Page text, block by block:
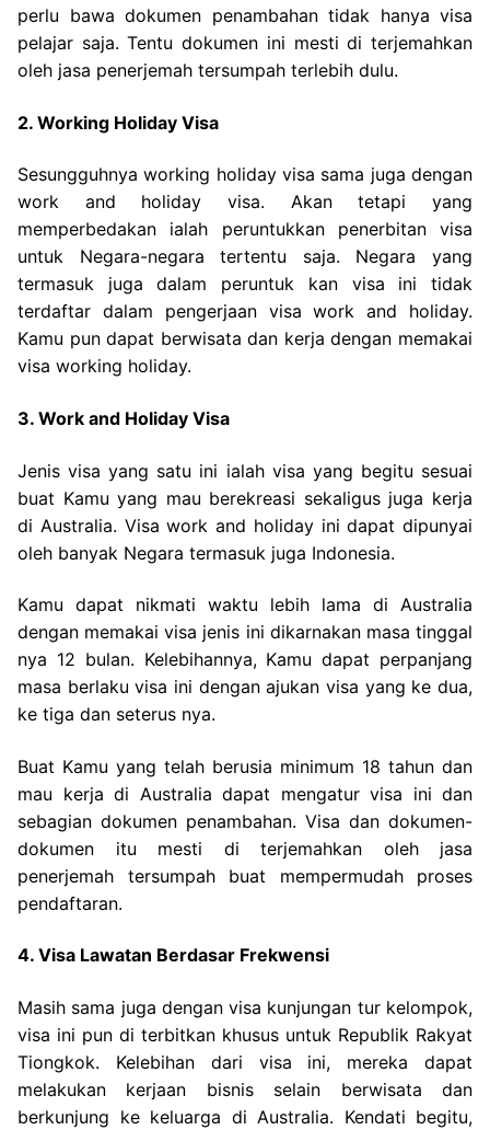
perlu bawa dokumen penambahan tidak hanya visa
pelajar saja. Tentu dokumen ini mesti di terjemahkan
oleh jasa penerjemah tersumpah terlebih dulu.
2. Working Holiday Visa
Sesungguhnya working holiday visa sama juga dengan
work and holiday visa. Akan tetapi yang
memperbedakan ialah peruntukkan penerbitan visa
untuk Negara-negara tertentu saja. Negara yang
termasuk juga dalam peruntuk kan visa ini tidak
terdaftar dalam pengerjaan visa work and holiday.
Kamu pun dapat berwisata dan kerja dengan memakai
visa working holiday.
3. Work and Holiday Visa
Jenis visa yang satu ini ialah visa yang begitu sesuai
buat Kamu yang mau berekreasi sekaligus juga kerja
di Australia. Visa work and holiday ini dapat dipunyai
oleh banyak Negara termasuk juga Indonesia.
Kamu dapat nikmati waktu lebih lama di Australia
dengan memakai visa jenis ini dikarnakan masa tinggal
nya 12 bulan. Kelebihannya, Kamu dapat perpanjang
masa berlaku visa ini dengan ajukan visa yang ke dua,
ke tiga dan seterus nya.
Buat Kamu yang telah berusia minimum 18 tahun dan
mau kerja di Australia dapat mengatur visa ini dan
sebagian dokumen penambahan. Visa dan dokumen-
dokumen itu mesti di terjemahkan oleh jasa
penerjemah tersumpah buat mempermudah proses
pendaftaran.
4. Visa Lawatan Berdasar Frekwensi
Masih sama juga dengan visa kunjungan tur kelompok,
visa ini pun di terbitkan khusus untuk Republik Rakyat
Tiongkok. Kelebihan dari visa ini, mereka dapat
melakukan kerjaan bisnis selain berwisata dan
berkunjung ke keluarga di Australia. Kendati begitu,